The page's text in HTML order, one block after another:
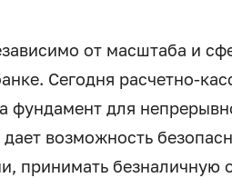
от масштаба и
Сегодня расчетно-
фундамент для
возможность
принимать безналичную